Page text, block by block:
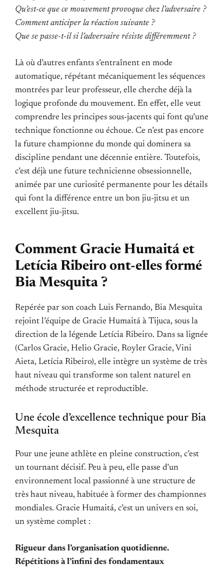
Qu’est-ce que ce mouvement provoque chez l’adversaire ?
Comment anticiper la réaction suivante ?
Que se passe-t-il si l’adversaire résiste différemment ?
Là où d’autres enfants s’entraînent en mode
automatique, répétant mécaniquement les séquences
montrées par leur professeur, elle cherche déjà la
logique profonde du mouvement. En effet, elle veut
comprendre les principes sous-jacents qui font qu’une
technique fonctionne ou échoue. Ce n’est pas encore
la future championne du monde qui dominera sa
discipline pendant une décennie entière. Toutefois,
c’est déjà une future technicienne obsessionnelle,
animée par une curiosité permanente pour les détails
qui font la différence entre un bon jiu-jitsu et un
excellent jiu-jitsu.
Comment Gracie Humaitá et
Letícia Ribeiro ont-elles formé
Bia Mesquita ?
Repérée par son coach Luis Fernando, Bia Mesquita
rejoint l’équipe de Gracie Humaitá à Tijuca, sous la
direction de la légende Letícia Ribeiro. Dans sa lignée
(Carlos Gracie, Helio Gracie, Royler Gracie, Vini
Aieta, Letícia Ribeiro), elle intègre un système de très
haut niveau qui transforme son talent naturel en
méthode structurée et reproductible.
Une école d’excellence technique pour Bia
Mesquita
Pour une jeune athlète en pleine construction, c’est
un tournant décisif. Peu à peu, elle passe d’un
environnement local passionné à une structure de
très haut niveau, habituée à former des championnes
mondiales. Gracie Humaitá, c’est un univers en soi,
un système complet :
Rigueur dans l’organisation quotidienne.
Répétitions à l’infini des fondamentaux